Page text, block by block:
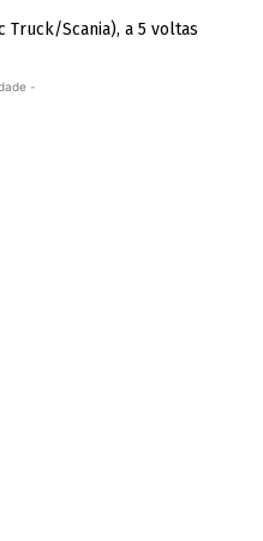
Truck/Scania), a 5 voltas
-